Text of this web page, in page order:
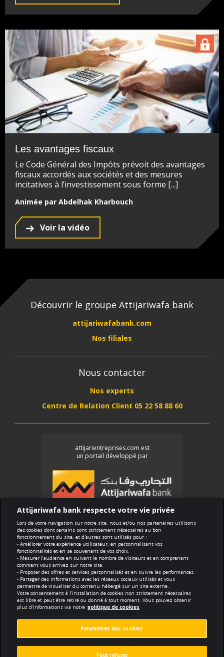
Les avantages fiscaux
Le Code Général des Impôts prévoit des avantages
fiscaux accordés aux sociétés et des mesures
incitatives à l’investissement sous forme [...]
Animée par Abdelhak Kharbouch
Voir la vidéo
Découvrir le groupe Attijariwafa bank
attijariwafabank.com
Nos filiales
Nous contacter
Nos experts
Centre de Relation Client 05 22 58 88 60
attijarientreprises.com est
un portail développé par
Conformité
Conditions générales d'utilisation
Sécurité et confidentialité
Politique de cookies
Protection des données personnelles
Paramètres des cookies
Réalisé par void.fr
Attijariwafa bank respecte votre vie privée
Lors de votre navigation sur notre site, nous et/ou nos partenaires utilisons
des cookies dont certains sont strictement nécessaires au bon
fonctionnement du site, et d'autres sont utilisés pour :
- Améliorer votre expérience utilisateur, en personnalisant vos
fonctionnalités et en se souvenant de vos choix.
- Mesurer l’audience en suivant le nombre de visiteurs et en comprenant
comment vous arrivez sur notre site.
- Proposer des offres et services personnalisés et en suivre les performances.
- Partager des informations avec les réseaux sociaux utilisés et vous
permettre de visualiser du contenu hébergé sur un site externe.
Votre consentement à l'installation de cookies non strictement nécessaires
est libre et peut être retiré ou donné à tout moment. Vous pouvez obtenir
plus d'informations via notre politique de cookies
Paramètres des cookies
Tout refuser